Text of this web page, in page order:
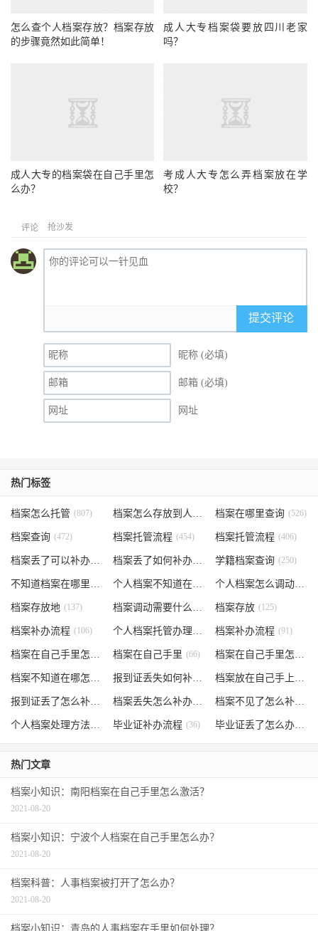
怎么查个人档案存放？档案存放
的步骤竟然如此简单！
成人大专档案袋要放四川老家
吗？
成人大专的档案袋在自己手里怎
么办？
考成人大专怎么弄档案放在学
校？
评论 抢沙发
提交评论
昵称 (必填)
邮箱 (必填)
网址
热门标签
档案怎么托管 (807) 档案怎么存放到人才市场 (535)
档案在哪里查询 (526)
档案查询 (472) 档案托管流程 (454) 档案托管流程 (406)
档案丢了可以补办吗 (371) 档案丢了如何补办 学籍档案查询 (250)
不知道档案在哪里 个人档案不知道在哪儿 (191) 个人档案怎么调动
档案存放地 (137) 档案调动需要什么手续 (130)
档案存放 (125)
档案补办流程 (106) 个人档案托管办理流程 (102)
档案补办流程 (91)
档案在自己手里怎么办 (85)
档案在自己手里 (66) 档案在自己手里怎么处理
档案不知道在哪怎么办 (62) 报到证丢失如何补办 (54) 档案放在自己手上
(52) 档案丢失怎么补办 档案不见了怎么补办
毕业证补办流程 (36) 毕业证丢了怎么办
热门文章
档案小知识：南阳档案在自己手里怎么激活？
2021-08-20
档案小知识：宁波个人档案在自己手里怎么办？
2021-08-20
档案科普：人事档案被打开了怎么办？
2021-08-20
档案小知识：青岛的人事档案在手里如何处理？